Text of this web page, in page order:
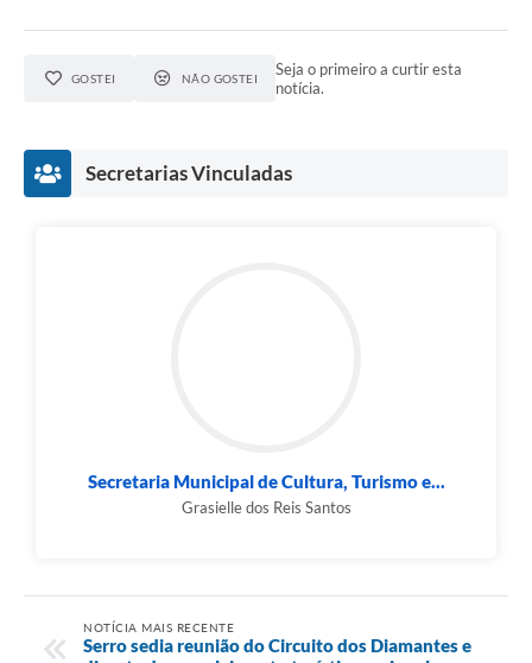
GOSTEI NÃO GOSTEI
Seja o primeiro a curtir esta
notícia.
Secretarias Vinculadas
Secretaria Municipal de Cultura, Turismo e...
Grasielle dos Reis Santos
NOTÍCIA MAIS RECENTE
Serro sedia reunião do Circuito dos Diamantes e